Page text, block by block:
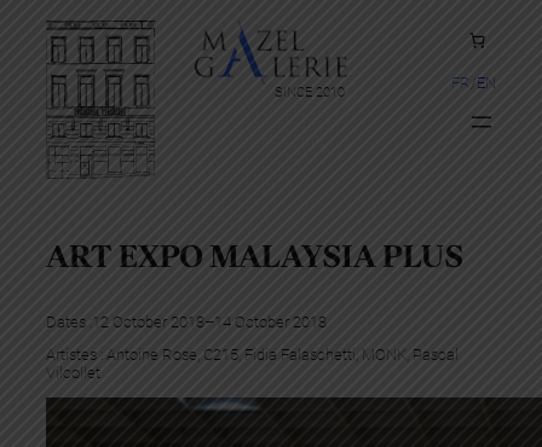
SINCE 2010
FR EN
ART EXPO MALAYSIA PLUS
Dates : 12 October 2018–14 October 2018
Artistes : Antoine Rose, C215, Fidia Falaschetti , MONK, Pascal
Vilcollet